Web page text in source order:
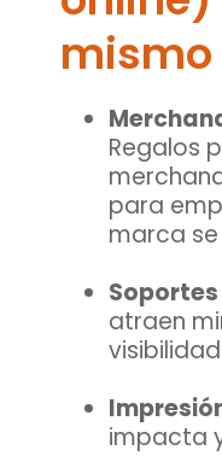
mismo
Regalos
para
marca
atraen
visibilidad
impacta